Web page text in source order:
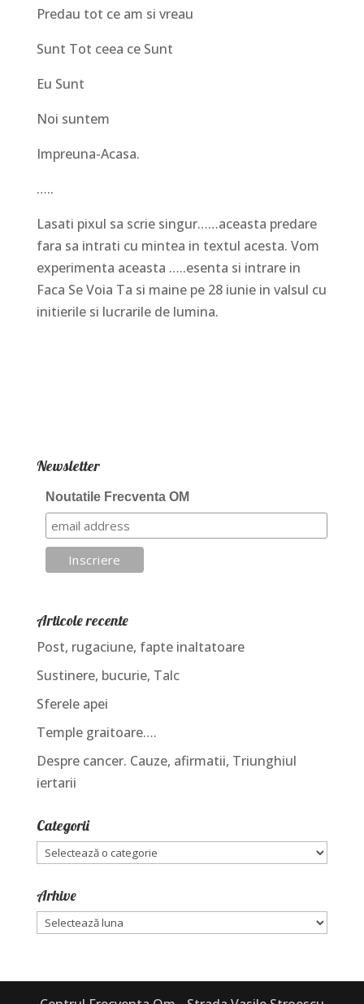
Predau tot ce am si vreau
Sunt Tot ceea ce Sunt
Eu Sunt
Noi suntem
Impreuna-Acasa.
…..
Lasati pixul sa scrie singur……aceasta predare
fara sa intrati cu mintea in textul acesta. Vom
experimenta aceasta …..esenta si intrare in
Faca Se Voia Ta si maine pe 28 iunie in valsul cu
initierile si lucrarile de lumina.
Newsletter
Noutatile Frecventa OM
Articole recente
Post, rugaciune, fapte inaltatoare
Sustinere, bucurie, Talc
Sferele apei
Temple graitoare….
Despre cancer. Cauze, afirmatii, Triunghiul
iertarii
Categorii
Categorii
Arhive
Arhive